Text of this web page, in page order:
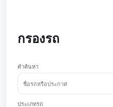
กรองรถ
คำค้นหา
ประเภทรถ